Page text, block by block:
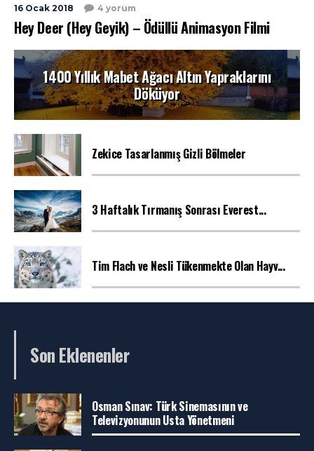
16 Ocak 2018 4 yorum
Hey Deer (Hey Geyik) – Ödüllü Animasyon Filmi
1400 Yıllık Mabet Ağacı Altın Yapraklarını
Döküyor
Zekice Tasarlanmış Gizli Bölmeler
3 Haftalık Tırmanış Sonrası Everest...
Tim Flach ve Nesli Tükenmekte Olan Hayv...
Son Eklenenler
Osman Sınav: Türk Sinemasının ve
Televizyonunun Usta Yönetmeni